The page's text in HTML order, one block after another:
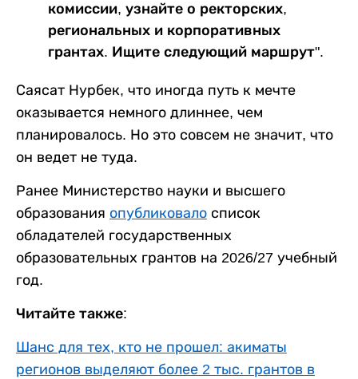
комиссии, узнайте о ректорских,
региональных и корпоративных
грантах. Ищите следующий маршрут".
Саясат Нурбек, что иногда путь к мечте
оказывается немного длиннее, чем
планировалось. Но это совсем не значит, что
он ведет не туда.
Ранее Министерство науки и высшего
образования опубликовало список
обладателей государственных
образовательных грантов на 2026/27 учебный
год.
Читайте также:
Шанс для тех, кто не прошел: акиматы
регионов выделяют более 2 тыс. грантов в